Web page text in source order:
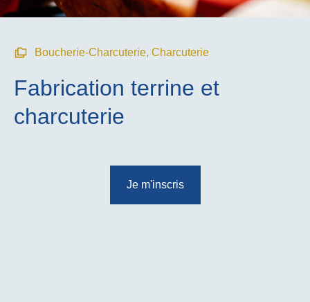
Boucherie-Charcuterie, Charcuterie
Fabrication terrine et
charcuterie
Je m'inscris